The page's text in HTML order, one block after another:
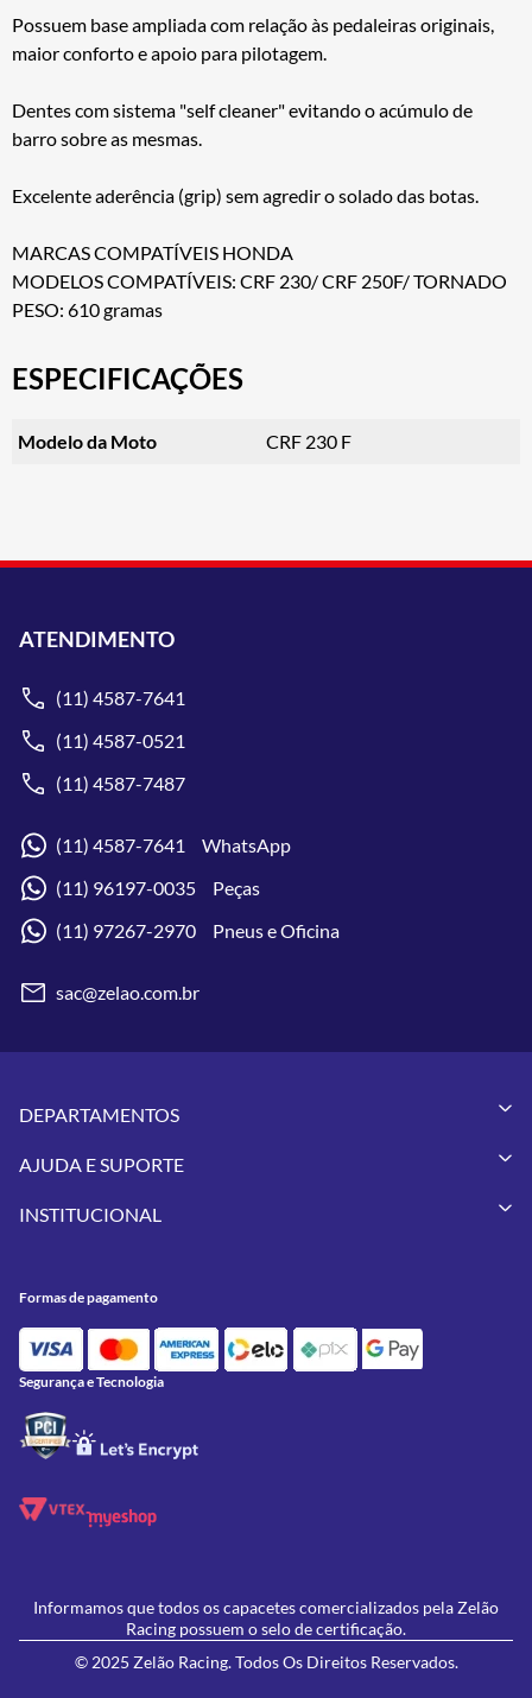
Possuem base ampliada com relação às pedaleiras originais,
maior conforto e apoio para pilotagem.
Dentes com sistema "self cleaner" evitando o acúmulo de
barro sobre as mesmas.
Excelente aderência (grip) sem agredir o solado das botas.
MARCAS COMPATÍVEIS HONDA
MODELOS COMPATÍVEIS: CRF 230/ CRF 250F/ TORNADO
PESO: 610 gramas
ESPECIFICAÇÕES
Modelo da Moto CRF 230 F
ATENDIMENTO
(11) 4587-7641
(11) 4587-0521
(11) 4587-7487
(11) 4587-7641 WhatsApp
(11) 96197-0035 Peças
(11) 97267-2970 Pneus e Oficina
sac@zelao.com.br
DEPARTAMENTOS
Vestuários
Pneus
Utilidades
Feminino
Lançamentos
AJUDA E SUPORTE
Meus Pedidos
Política de Privacidade
Política de Campanhas e promoções
INSTITUCIONAL
Contato
Oficina/Serviços
Formas de pagamento
Segurança e Tecnologia
Informamos que todos os capacetes comercializados pela Zelão
Racing possuem o selo de certificação.
© 2025 Zelão Racing. Todos Os Direitos Reservados.